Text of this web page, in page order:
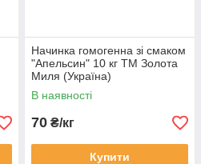
Начинка гомогенна зі смаком
"Апельсин" 10 кг ТМ Золота
Миля (Україна)
В наявності
70 ₴/кг
Купити